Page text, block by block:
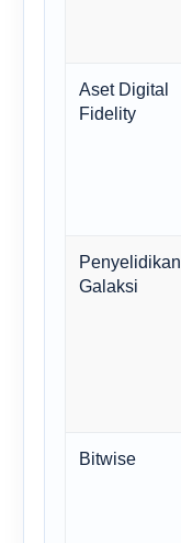
Aset Digital
Fidelity
Penyelidikan
Galaksi
Bitwise